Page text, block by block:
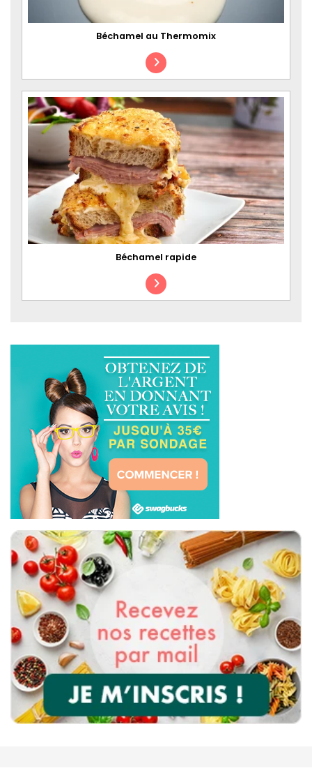
Béchamel au Thermomix
Béchamel rapide